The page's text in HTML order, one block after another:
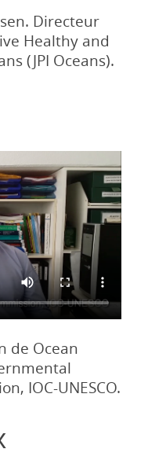
Directeur
Healthy and
(JPI Oceans).
de Ocean
IOC-UNESCO.